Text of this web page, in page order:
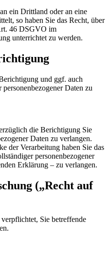
ein Drittland oder an eine
so haben Sie das Recht, über
46 DSGVO im
unterrichtet zu werden.
und ggf. auch
Daten zu
die Berichtigung Sie
Daten zu verlangen.
der Verarbeitung haben Sie das
personenbezogener
Erklärung – zu verlangen.
(„Recht auf
Sie betreffende